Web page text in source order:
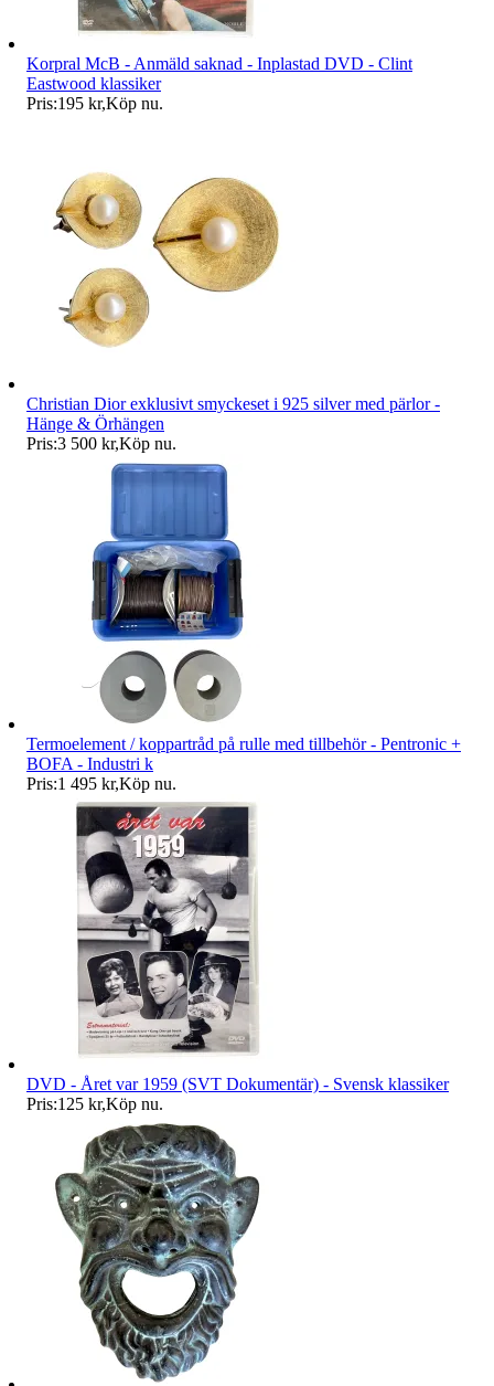
Korpral McB - Anmäld saknad - Inplastad DVD - Clint
Eastwood klassiker
Pris:195 kr,Köp nu.
Christian Dior exklusivt smyckeset i 925 silver med pärlor -
Hänge & Örhängen
Pris:3 500 kr,Köp nu.
Termoelement / koppartråd på rulle med tillbehör - Pentronic +
BOFA - Industri k
Pris:1 495 kr,Köp nu.
DVD - Året var 1959 (SVT Dokumentär) - Svensk klassiker
Pris:125 kr,Köp nu.